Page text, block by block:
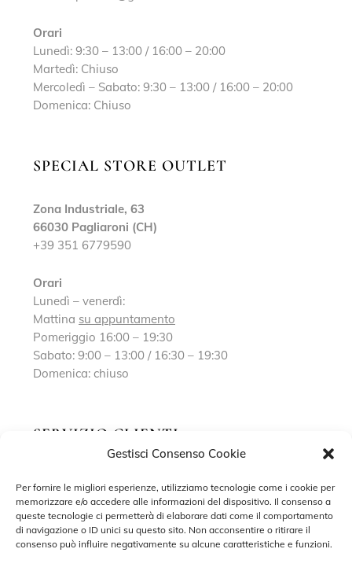
Gestisci Consenso Cookie
Per fornire le migliori esperienze, utilizziamo tecnologie come i cookie per
memorizzare e/o accedere alle informazioni del dispositivo. Il consenso a
queste tecnologie ci permetterà di elaborare dati come il comportamento
di navigazione o ID unici su questo sito. Non acconsentire o ritirare il
consenso può influire negativamente su alcune caratteristiche e funzioni.
Orari
Lunedì: 9:30 – 13:00 / 16:00 – 20:00
Martedì: Chiuso
Mercoledì – Sabato: 9:30 – 13:00 / 16:00 – 20:00
Domenica: Chiuso
SPECIAL STORE OUTLET
Zona Industriale, 63
66030 Pagliaroni (CH)
+39 351 6779590
Orari
Lunedì – venerdì:
Mattina su appuntamento
Pomeriggio 16:00 – 19:30
Sabato: 9:00 – 13:00 / 16:30 – 19:30
Domenica: chiuso
SERVIZIO CLIENTI
Contatti
Privacy Policy